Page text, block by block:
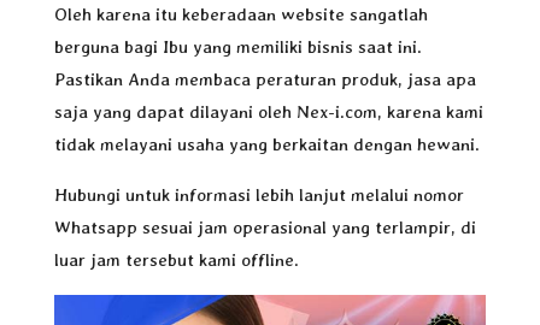
Oleh karena itu keberadaan website sangatlah
berguna bagi Ibu yang memiliki bisnis saat ini.
Pastikan Anda membaca peraturan produk, jasa apa
saja yang dapat dilayani oleh Nex-i.com, karena kami
tidak melayani usaha yang berkaitan dengan hewani.
Hubungi untuk informasi lebih lanjut melalui nomor
Whatsapp sesuai jam operasional yang terlampir, di
luar jam tersebut kami offline.